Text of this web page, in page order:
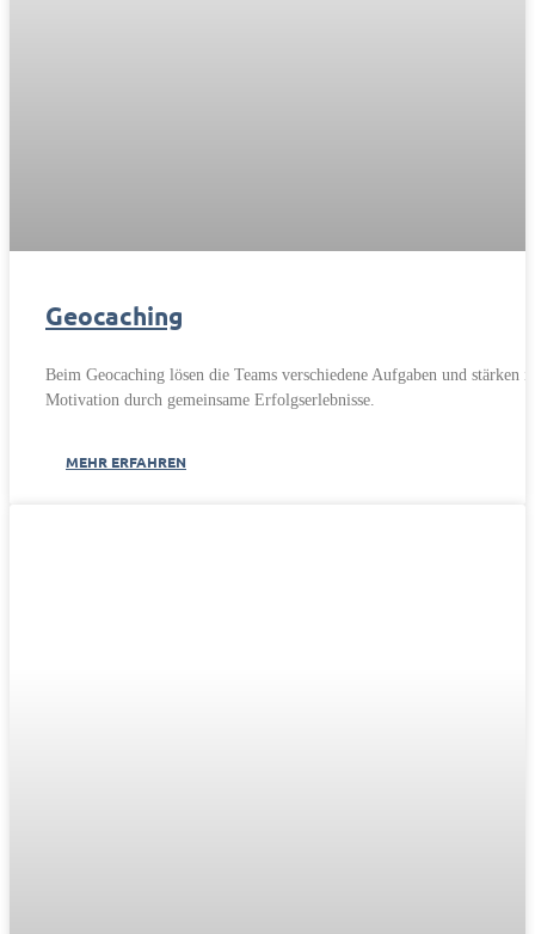
Geocaching
Beim Geocaching lösen die Teams verschiedene Aufgaben und stärken
Motivation durch gemeinsame Erfolgserlebnisse.
MEHR ERFAHREN